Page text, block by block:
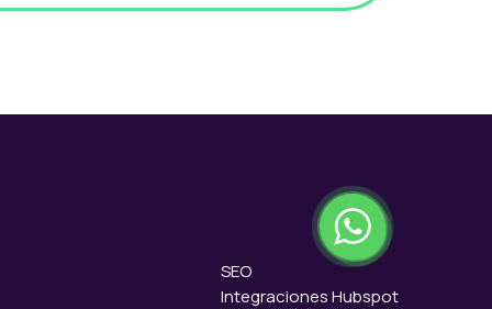
Integraciones Hubspot
SEO